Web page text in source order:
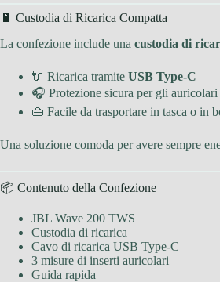
🔋 Custodia di Ricarica Compatta
La confezione include una custodia di
🔌 Ricarica tramite USB Type-C
🎧 Protezione sicura per gli auricolari
👜 Facile da trasportare in tasca o in
Una soluzione comoda per avere sempre
📦 Contenuto della Confezione
JBL Wave 200 TWS
Custodia di ricarica
Cavo di ricarica USB Type-C
3 misure di inserti auricolari
Guida rapida